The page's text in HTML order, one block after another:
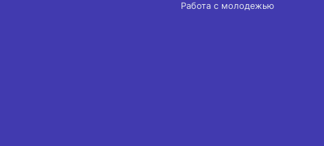
Работа с молодежью